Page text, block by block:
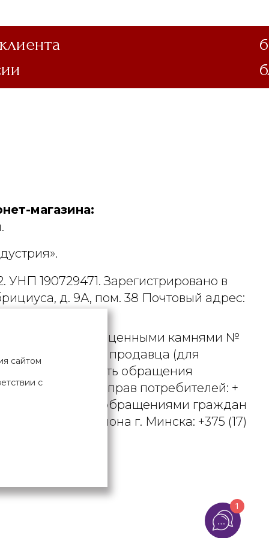
магазина:
190729471. Зарегистрировано в
д. 9А, пом. 38 Почтовый адрес:
и драгоценными камнями №
телефона продавца (для
рассматривать обращения
о защите прав потребителей: +
по работе с обращениями граждан
района г. Минска: +375 (17)
сайтом
с
1